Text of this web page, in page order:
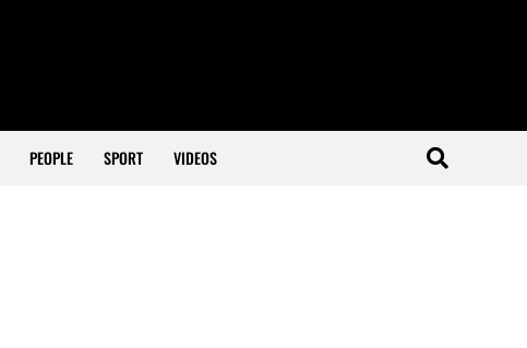
PEOPLE SPORT VIDEOS